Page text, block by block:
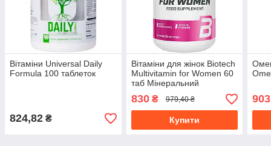
Вітаміни Universal Daily
Formula 100 таблеток
824,82 ₴
Вітаміни для жінок Biotech
Multivitamin for Women 60
таб Мінеральний
830₴ 979,40 ₴
Купити
903